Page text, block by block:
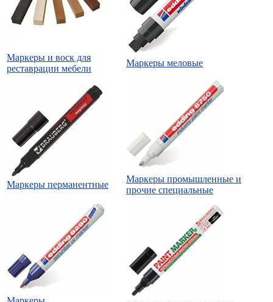
Маркеры и воск для
реставрации мебели
Маркеры меловые
Маркеры перманентные
Маркеры промышленные и
прочие специальные